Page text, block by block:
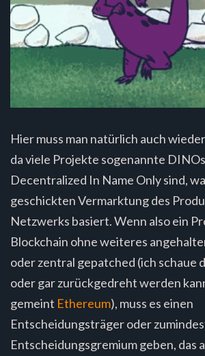
Hier muss man natürlich auch
da viele Projekte sogenannte
Decentralized In Name Only sind,
geschickten Vermarktung des
Netzwerks basiert. Wenn also ein
Blockchain ohne weiteres
oder zentral gepatched (ich schaue
oder gar zurückgedreht werden
gemeint Ethereum), muss es einen
Entscheidungsträger oder
Entscheidungsgremium geben, das